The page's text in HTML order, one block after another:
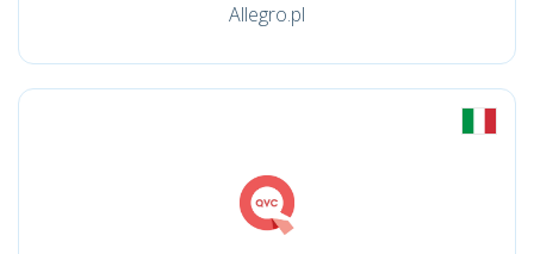
Allegro.pl